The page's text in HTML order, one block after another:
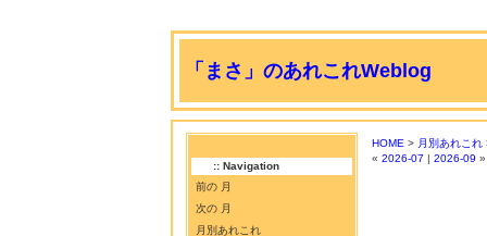
「まさ」のあれこれWeblog
:: Navigation
前の 月
次の 月
月別あれこれ
HOME > 月別あれこれ
« 2026-07 | 2026-09 »